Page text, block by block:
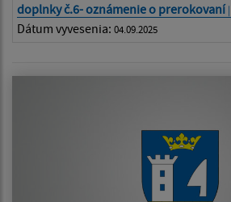
doplnky č.6- oznámenie o prerokovaní
Dátum vyvesenia: 04.09.2025